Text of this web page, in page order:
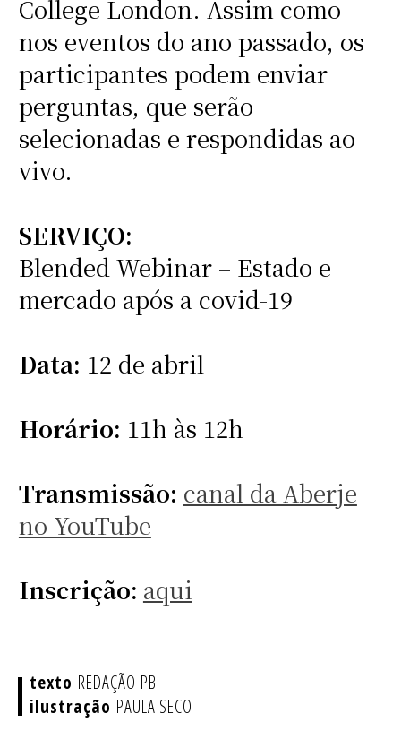
College London. Assim como
nos eventos do ano passado, os
participantes podem enviar
perguntas, que serão
selecionadas e respondidas ao
vivo.
SERVIÇO:
Blended Webinar – Estado e
mercado após a covid-19
Data: 12 de abril
Horário: 11h às 12h
Transmissão: canal da Aberje
no YouTube
Inscrição: aqui
REDAÇÃO PB
PAULA SECO